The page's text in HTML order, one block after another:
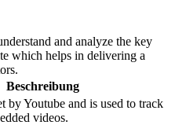
and analyze the key
which helps in delivering a
Beschreibung
by Youtube and is used to track
videos.